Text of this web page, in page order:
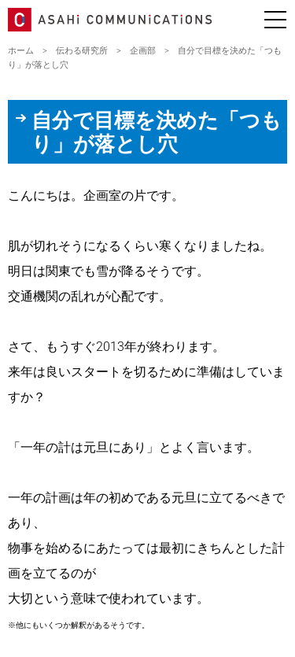
ホーム > 伝わる研究所 > 企画部 > 自分で目標を決めた「つも
り」が落とし穴
自分で目標を決めた「つも
り」が落とし穴
こんにちは。企画室の片です。
肌が切れそうになるくらい寒くなりましたね。
明日は関東でも雪が降るそうです。
交通機関の乱れが心配です。
さて、もうすぐ2013年が終わります。
来年は良いスタートを切るために準備はしていま
すか？
「一年の計は元旦にあり」とよく言います。
一年の計画は年の初めである元旦に立てるべきで
あり、
物事を始めるにあたっては最初にきちんとした計
画を立てるのが
大切という意味で使われています。
※他にもいくつか解釈があるそうです。